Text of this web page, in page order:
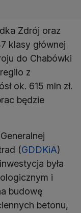
Zdrój oraz
klasy głównej
do Chabówki
z
ok. 615 mln zł.
będzie
(GDDKiA)
była
i
budowę
betonu,